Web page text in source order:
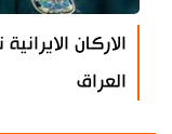
الاركان
العراق